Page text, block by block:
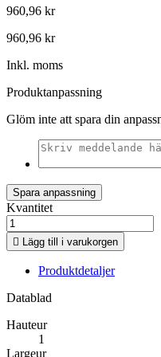
960,96 kr
960,96 kr
Inkl. moms
Produktanpassning
Glöm inte att spara din
Spara anpassning
Kvantitet
 Lägg till i varukorgen
Produktdetaljer
Datablad
Hauteur
1
Largeur